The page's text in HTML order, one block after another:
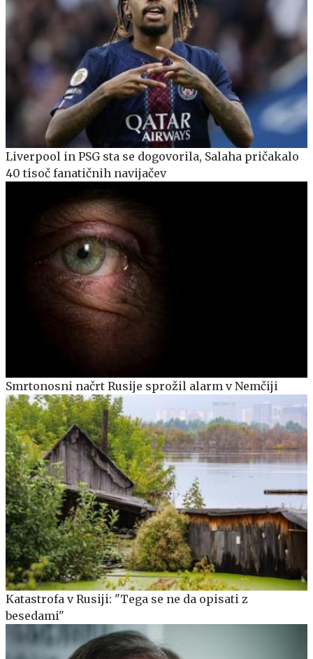
Liverpool in PSG sta se dogovorila, Salaha pričakalo
40 tisoč fanatičnih navijačev
Smrtonosni načrt Rusije sprožil alarm v Nemčiji
Katastrofa v Rusiji: "Tega se ne da opisati z
besedami"